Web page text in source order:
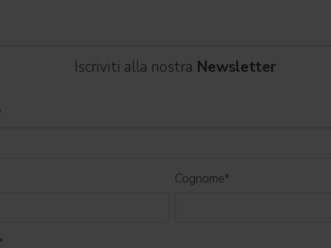
Iscriviti alla nostra Newsletter
Cognome*